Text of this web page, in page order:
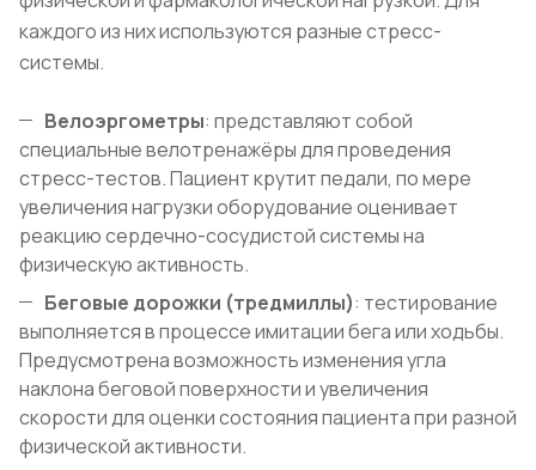
каждого из них используются разные стресс-
системы.
Велоэргометры: представляют собой
специальные велотренажёры для проведения
стресс-тестов. Пациент крутит педали, по мере
увеличения нагрузки оборудование оценивает
реакцию сердечно-сосудистой системы на
физическую активность.
Беговые дорожки (тредмиллы): тестирование
выполняется в процессе имитации бега или ходьбы.
Предусмотрена возможность изменения угла
наклона беговой поверхности и увеличения
скорости для оценки состояния пациента при разной
физической активности.